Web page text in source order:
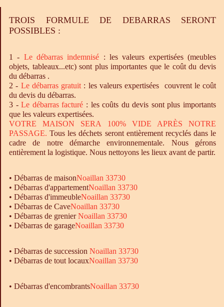
TROIS FORMULE DE DEBARRAS SERONT
POSSIBLES :
1 - Ledébarras indemnisé : les valeurs expertisées (meubles
objets, tableaux...etc) sont plus importantes que le coût du devis
du débarras .
2 - Le débarrasgratuit : les valeurs expertisées couvrent le coût
du devis du débarras.
3 -Le débarrasfacturé : les coûts du devis sont plus importants
que les valeurs expertisées.
VOTRE MAISON SERA 100% VIDE APRÈS NOTRE
PASSAGE. Tous les déchets seront entièrement recyclés dans le
cadre de notre démarche environnementale. Nous gérons
entièrement la logistique. Nous nettoyons les lieux avant de partir.
• Débarras de maisonNoaillan 33730
• Débarras d'appartementNoaillan 33730
• Débarras d'immeubleNoaillan 33730
• Débarras de CaveNoaillan 33730
• Débarras de grenierNoaillan 33730
• Débarras de garageNoaillan 33730
• Débarras de succession Noaillan 33730
• Débarras de tout locauxNoaillan 33730
• Débarras d'encombrantsNoaillan 33730